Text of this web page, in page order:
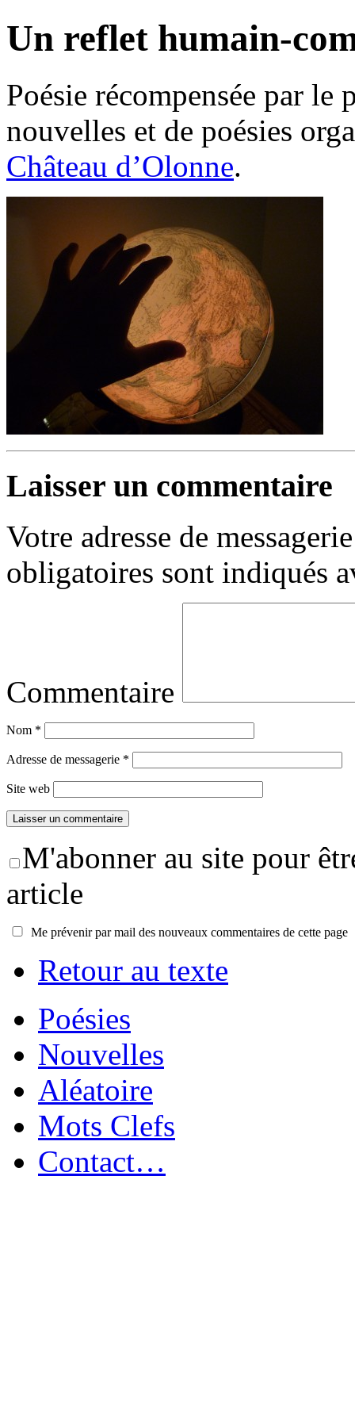
Un reflet humain-
Poésie récompensée par
nouvelles et de poésies
Château d’Olonne.
Laisser un commentaire
Votre adresse de
obligatoires sont indiqués
Commentaire
Nom *
Adresse de messagerie *
Site web
M'abonner au site pour
article
Me prévenir par mail des nouveaux commentaires de cette page
Retour au texte
Poésies
Nouvelles
Aléatoire
Mots Clefs
Contact…